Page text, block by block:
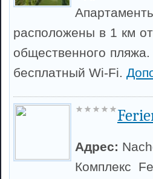
расположены в 1 км
общественного
бесплатный Wi-Fi.
Адрес:
Комплекс